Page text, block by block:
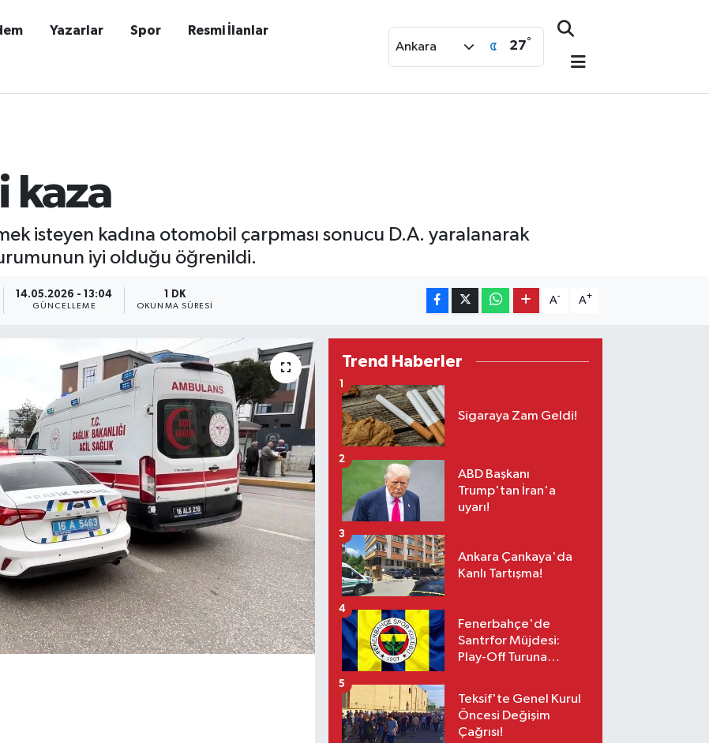
Yazarlar Spor Resmi İlanlar
Ankara 27°
kaza
isteyen kadına otomobil çarpması sonucu D.A. yaralanarak
iyi olduğu öğrenildi.
14.05.2026 - 13:04
GÜNCELLEME
1 DK
OKUNMA SÜRESI
A- A+
Trend Haberler
Sigaraya Zam Geldi!
1
ABD Başkanı
Trump'tan İran'a
uyarı!
2
Ankara Çankaya'da
Kanlı Tartışma!
3
Fenerbahçe'de
Santrfor Müjdesi:
Play-Off Turuna
4
Teksif'te Genel Kurul
Öncesi Değişim
Çağrısı!
5